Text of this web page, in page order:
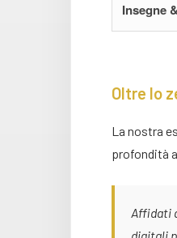
Insegne
Oltre lo
La nostra
profondità
Affidati
digitali